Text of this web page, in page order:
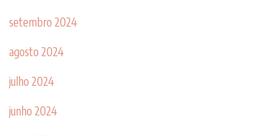
setembro 2024
agosto 2024
julho 2024
junho 2024